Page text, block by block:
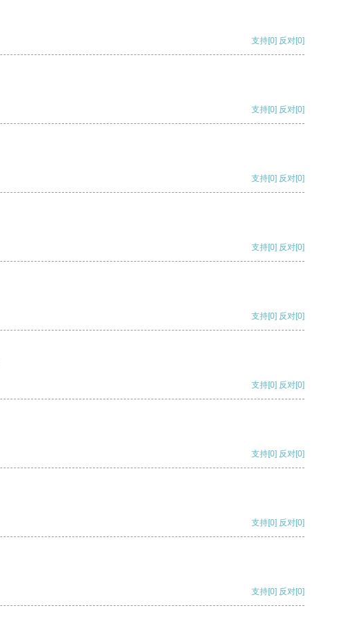
支持[0] 反对[0]
支持[0] 反对[0]
支持[0] 反对[0]
支持[0] 反对[0]
支持[0] 反对[0]
支持[0] 反对[0]
支持[0] 反对[0]
支持[0] 反对[0]
支持[0] 反对[0]